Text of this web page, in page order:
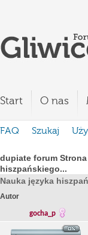
Start O nas
FAQ Szukaj
dupiate forum Strona
hiszpańskiego...
Nauka języka
Autor
gocha_p